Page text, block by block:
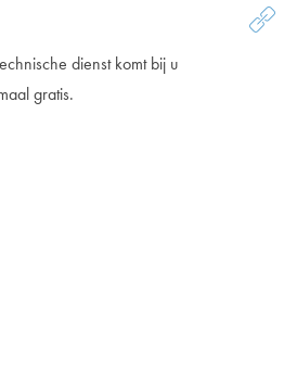
dienst komt bij u
gratis.